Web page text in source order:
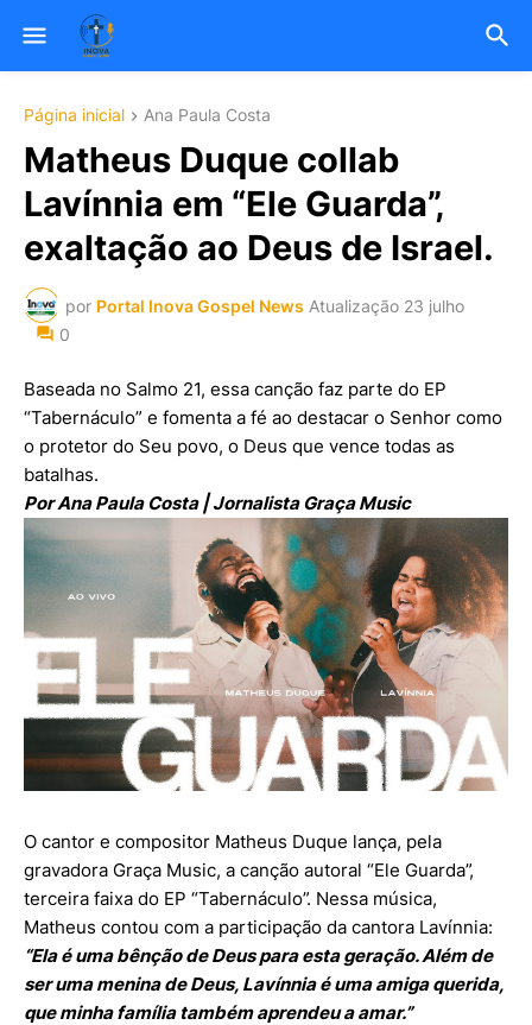
Página inicial Ana Paula Costa
Matheus Duque collab
Lavínnia em “Ele Guarda”,
exaltação ao Deus de Israel.
por Portal Inova Gospel News Atualização 23 julho
0
Baseada no Salmo 21, essa canção faz parte do EP
“Tabernáculo” e fomenta a fé ao destacar o Senhor como
o protetor do Seu povo, o Deus que vence todas as
batalhas.
Por Ana Paula Costa | Jornalista Graça Music
O cantor e compositor Matheus Duque lança, pela
gravadora Graça Music, a canção autoral “Ele Guarda”,
terceira faixa do EP “Tabernáculo”. Nessa música,
Matheus contou com a participação da cantora Lavínnia:
“Ela é uma bênção de Deus para esta geração. Além de
ser uma menina de Deus, Lavínnia é uma amiga querida,
que minha família também aprendeu a amar.”